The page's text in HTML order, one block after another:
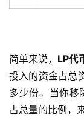
简单来说， LP代
投入的资金占总
多少份。当你移
占总量的比例，